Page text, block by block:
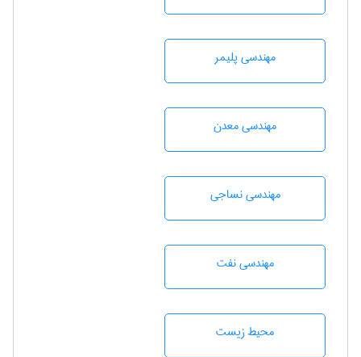
مهندسی پليمر
مهندسی معدن
مهندسي نساجی
مهندسی نفت
محيط زيست